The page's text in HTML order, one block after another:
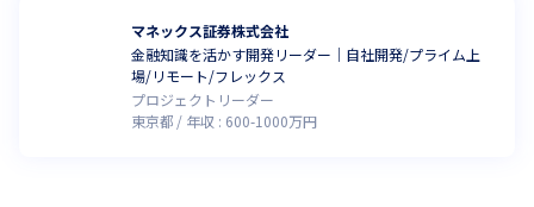
マネックス証券株式会社
金融知識を活かす開発リーダー｜自社開発/プライム上
場/リモート/フレックス
プロジェクトリーダー
東京都
年収 : 600-1000万円